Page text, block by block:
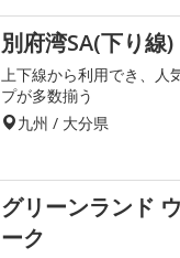
別府湾SA(下り線)
上下線から利用でき、人
プが多数揃う
九州 / 大分県
グリーンランド
ーク